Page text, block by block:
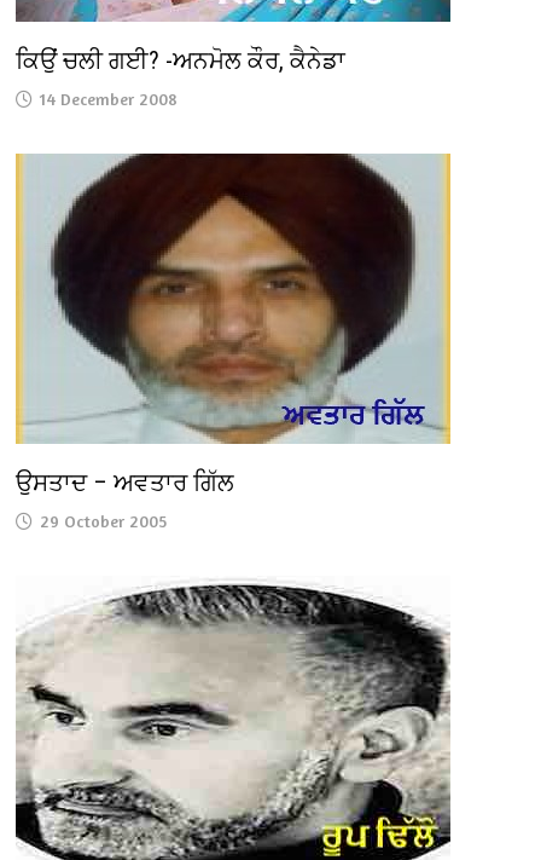
ਕਿਉਂ ਚਲੀ ਗਈ? -ਅਨਮੋਲ ਕੌਰ, ਕੈਨੇਡਾ
14 December 2008
ਉਸਤਾਦ – ਅਵਤਾਰ ਗਿੱਲ
29 October 2005